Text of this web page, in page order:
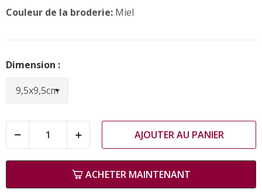
Couleur de la broderie: Miel
Dimension :
AJOUTER AU PANIER
ACHETER MAINTENANT